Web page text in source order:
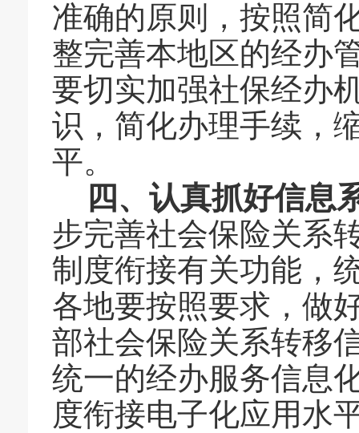
准确的原则，按照简
整完善本地区的经办
要切实加强社保经办
识，简化办理手续，
平。
四、认真抓好信息
步完善社会保险关系
制度衔接有关功能，
各地要按照要求，做
部社会保险关系转移
统一的经办服务信息
度衔接电子化应用水